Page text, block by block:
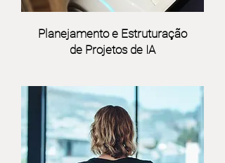
Planejamento e Estruturação
de Projetos de IA